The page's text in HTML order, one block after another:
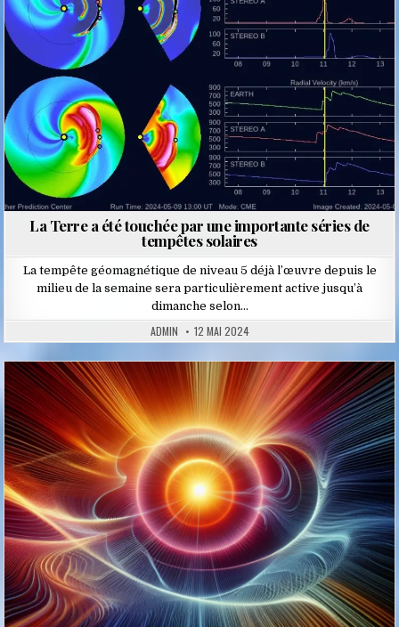
La Terre a été touchée par une importante séries de
tempêtes solaires
La tempête géomagnétique de niveau 5 déjà l’œuvre depuis le
milieu de la semaine sera particulièrement active jusqu’à
dimanche selon…
ADMIN 12 MAI 2024
Posted
in